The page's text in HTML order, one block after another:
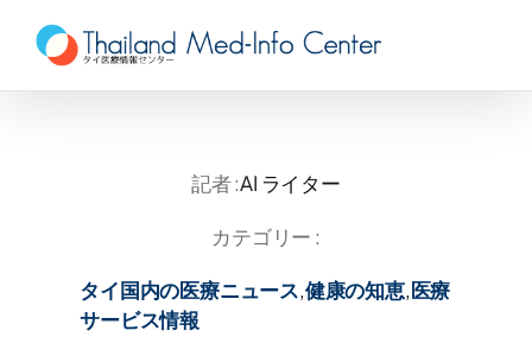
content
記者 :AI ライター
カテゴリー :
タイ国内の医療ニュース,健康の知恵,医療
サービス情報